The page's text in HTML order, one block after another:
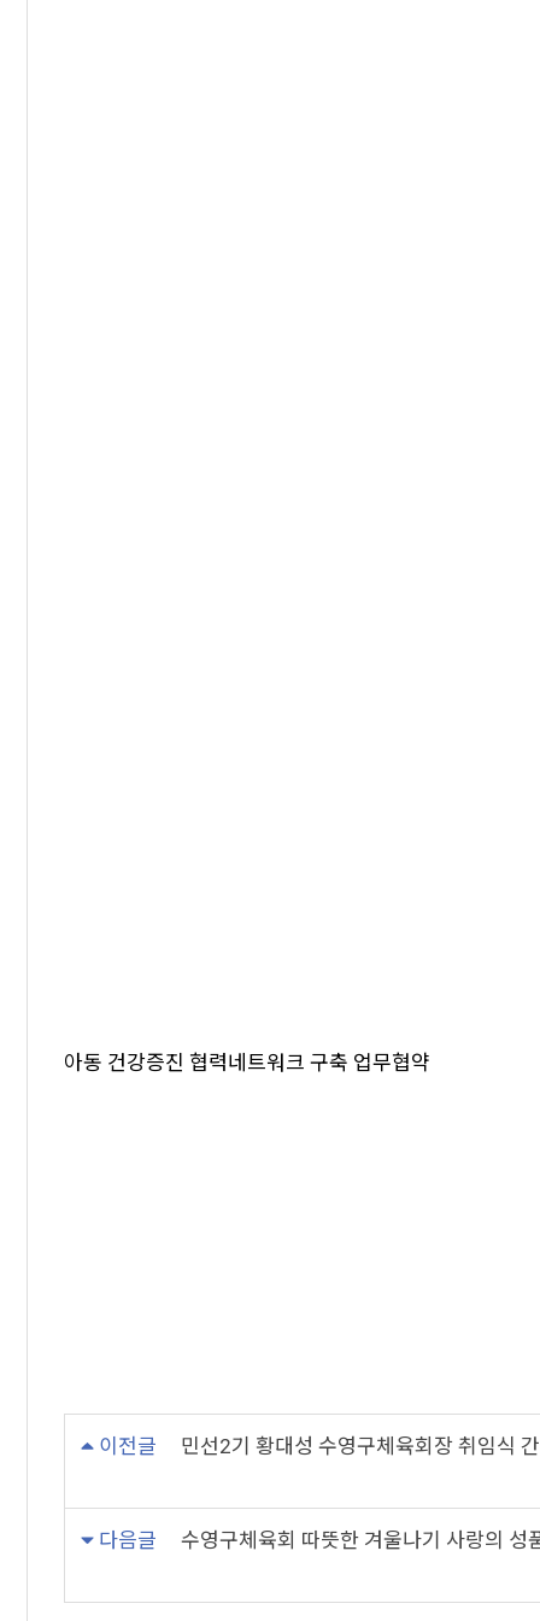
아동 건강증진 협력네트워크 구축 업무협약
이전글 민선2기 황대성 수영구체육회장 취임식
다음글 수영구체육회 따뜻한 겨울나기 사랑의 성